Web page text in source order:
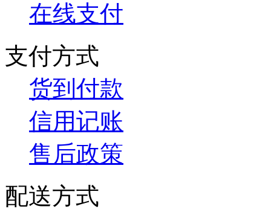
在线支付
支付方式
货到付款
信用记账
售后政策
配送方式